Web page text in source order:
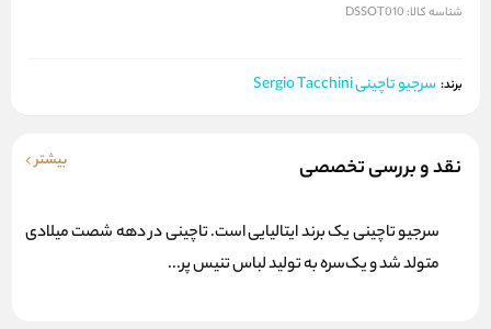
شناسه کالا: DSSOT010
برند: سرجیو تاچینی Sergio Tacchini
نقد و بررسی تخصصی بیشتر
سرجیو تاچینی یک برند ایتالیایی است. تاچینی در دهه شصت میلادی
متولد شد و یک‌سره به تولید لباس تنیس پر...